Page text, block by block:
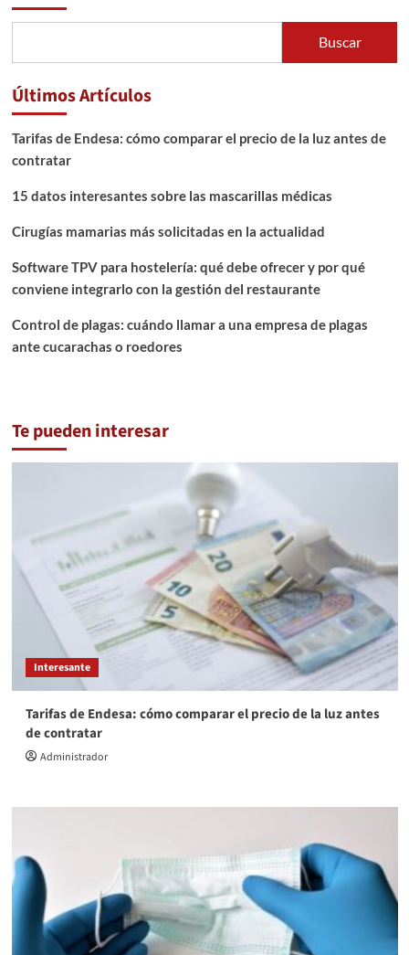
Buscar
Últimos Artículos
Tarifas de Endesa: cómo comparar el precio de la luz antes de
contratar
15 datos interesantes sobre las mascarillas médicas
Cirugías mamarias más solicitadas en la actualidad
Software TPV para hostelería: qué debe ofrecer y por qué
conviene integrarlo con la gestión del restaurante
Control de plagas: cuándo llamar a una empresa de plagas
ante cucarachas o roedores
Te pueden interesar
Interesante
Tarifas de Endesa: cómo comparar el precio de la luz antes
de contratar
Administrador